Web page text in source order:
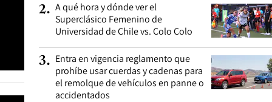
2. A qué hora y dónde ver el
Superclásico Femenino de
Universidad de Chile vs. Colo Colo
3. Entra en vigencia reglamento que
prohíbe usar cuerdas y cadenas para
el remolque de vehículos en panne o
accidentados